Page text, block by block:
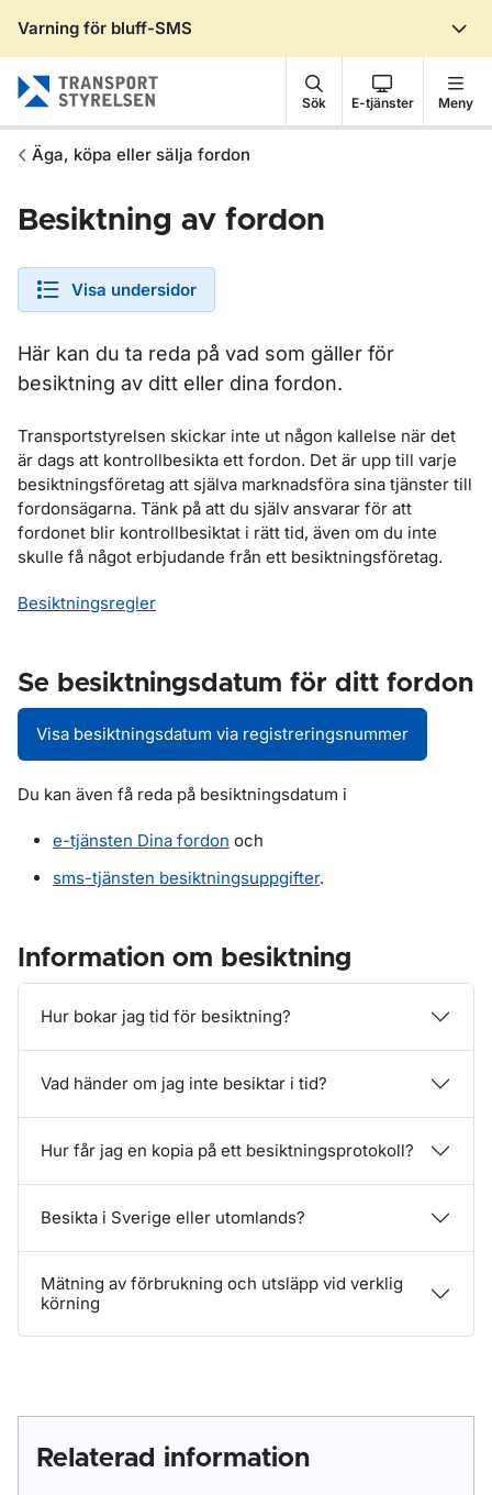
Varning för bluff-SMS
Sök E-tjänster Meny
Äga, köpa eller sälja fordon
Besiktning av fordon
Visa undersidor
Här kan du ta reda på vad som gäller för
besiktning av ditt eller dina fordon.
Transportstyrelsen skickar inte ut någon kallelse när det
är dags att kontrollbesikta ett fordon. Det är upp till varje
besiktningsföretag att själva marknadsföra sina tjänster till
fordonsägarna. Tänk på att du själv ansvarar för att
fordonet blir kontrollbesiktat i rätt tid, även om du inte
skulle få något erbjudande från ett besiktningsföretag.
Besiktningsregler
Se besiktningsdatum för ditt fordon
Visa besiktningsdatum via registreringsnummer
Du kan även få reda på besiktningsdatum i
e-tjänsten Dina fordon och
sms-tjänsten besiktningsuppgifter.
Information om besiktning
Hur bokar jag tid för besiktning?
Vad händer om jag inte besiktar i tid?
Hur får jag en kopia på ett besiktningsprotokoll?
Besikta i Sverige eller utomlands?
Mätning av förbrukning och utsläpp vid verklig
körning
Relaterad information